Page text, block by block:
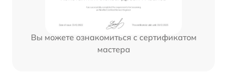
Вы можете ознакомиться с сертификатом
мастера